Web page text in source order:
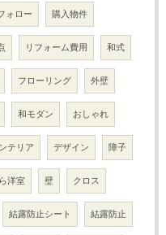
ォロー 購入物件
リフォーム費用 和式
フローリング 外壁
和モダン おしゃれ
テリア デザイン 障子
洋室 壁 クロス
結露防止シート 結露防止